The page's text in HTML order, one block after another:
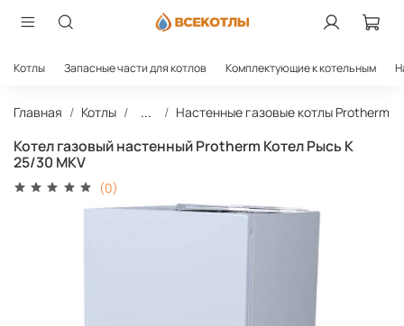
Котлы Запасные части для котлов Комплектующие к котельным
Главная Котлы ... Настенные газовые котлы Protherm
Котел газовый настенный Protherm Котел Рысь К
25/30 MKV
(0)